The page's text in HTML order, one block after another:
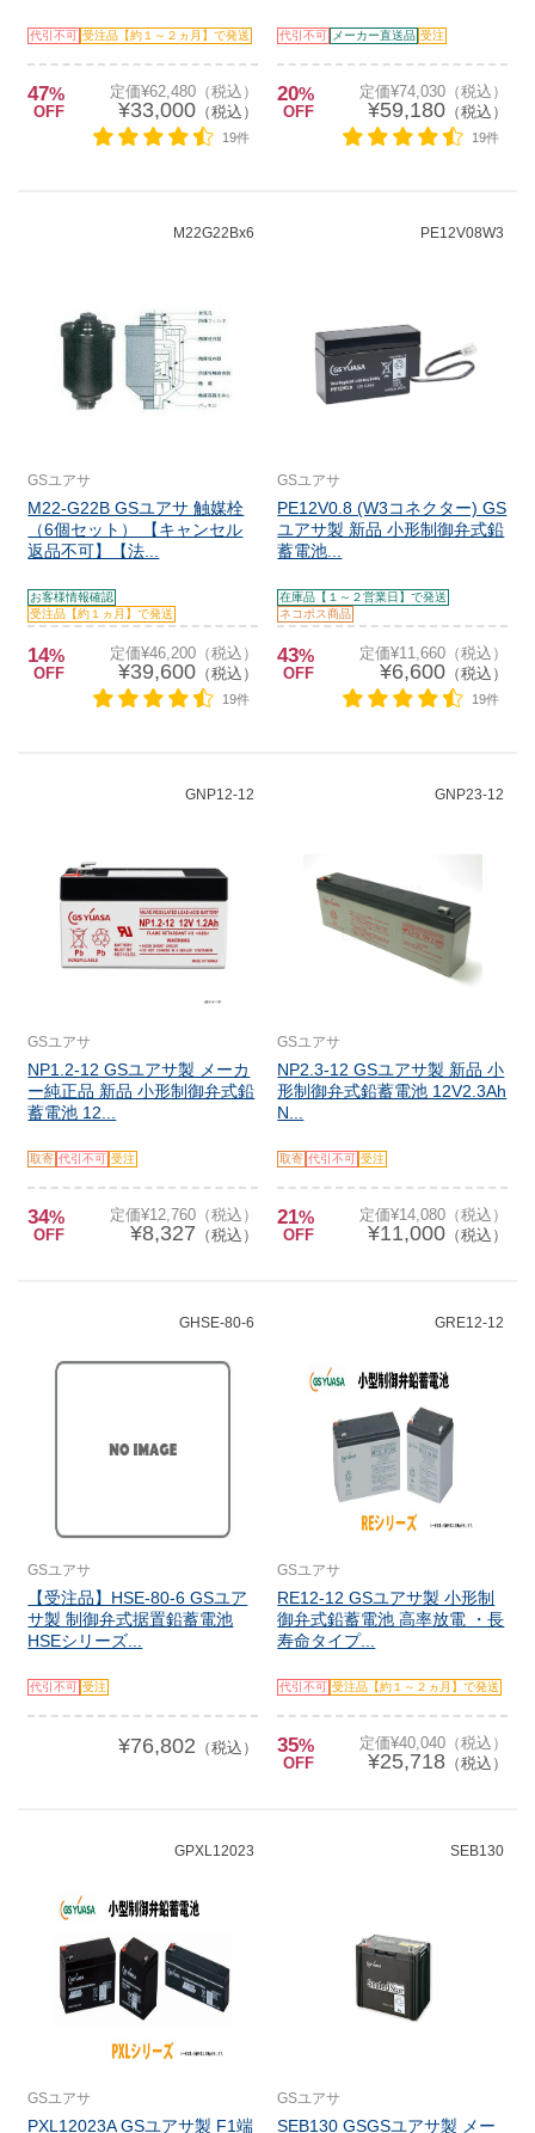
代引不可 受注品【約１～２ヵ月】で発送
47%
OFF
定価¥62,480（税込）
¥33,000（税込）
19件
代引不可 メーカー直送品 受注
20%
OFF
定価¥74,030（税込）
¥59,180（税込）
19件
M22G22Bx6
GSユアサ
M22-G22B GSユアサ 触媒栓
（6個セット） 【キャンセル
返品不可】【法...
お客様情報確認
受注品【約１ヵ月】で発送
14%
OFF
定価¥46,200（税込）
¥39,600（税込）
19件
PE12V08W3
GSユアサ
PE12V0.8 (W3コネクター) GS
ユアサ製 新品 小形制御弁式鉛
蓄電池...
在庫品【１～２営業日】で発送
ネコポス商品
43%
OFF
定価¥11,660（税込）
¥6,600（税込）
19件
GNP12-12
GSユアサ
NP1.2-12 GSユアサ製 メーカ
ー純正品 新品 小形制御弁式鉛
蓄電池 12...
取寄 代引不可 受注
34%
OFF
定価¥12,760（税込）
¥8,327 （税込）
GNP23-12
GSユアサ
NP2.3-12 GSユアサ製 新品 小
形制御弁式鉛蓄電池 12V2.3Ah
N...
取寄 代引不可 受注
21%
OFF
定価¥14,080（税込）
¥11,000（税込）
GHSE-80-6
GSユアサ
【受注品】HSE-80-6 GSユア
サ製 制御弁式据置鉛蓄電池
HSEシリーズ...
代引不可 受注
¥76,802 （税込）
GRE12-12
GSユアサ
RE12-12 GSユアサ製 小形制
御弁式鉛蓄電池 高率放電 ・長
寿命タイプ...
代引不可 受注品【約１～２ヵ月】で発送
35%
OFF
定価¥40,040（税込）
¥25,718（税込）
GPXL12023
GSユアサ
PXL12023A GSユアサ製 F1端
SEB130
GSユアサ
SEB130 GSGSユアサ製 メー